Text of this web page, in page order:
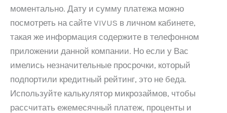
моментально. Дату и сумму платежа можно
посмотреть на сайте VIVUS в личном кабинете,
такая же информация содержите в телефонном
приложении данной компании. Но если у Вас
имелись незначительные просрочки, который
подпортили кредитный рейтинг, это не беда.
Используйте калькулятор микрозаймов, чтобы
рассчитать ежемесячный платеж, проценты и